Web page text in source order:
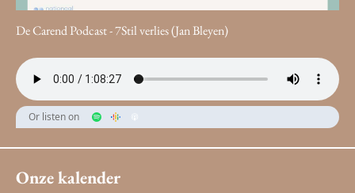
De Carend Podcast - 7Stil verlies (Jan Bleyen)
Or listen on
Onze kalender